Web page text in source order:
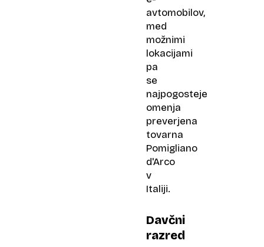
avtomobilov,
med
možnimi
lokacijami
pa
se
najpogosteje
omenja
preverjena
tovarna
Pomigliano
d'Arco
v
Italiji.
Davčni
razred